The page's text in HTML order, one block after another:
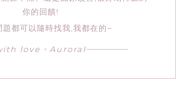
你的回饋!
題都可以隨時找我,我都在的~
love・Auroral